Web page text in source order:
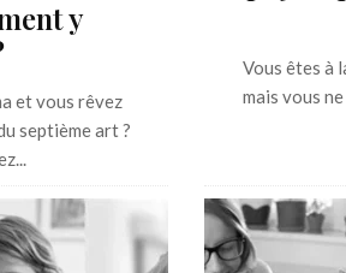
y
et vous rêvez
septième art ?
Vous êtes à
mais vous